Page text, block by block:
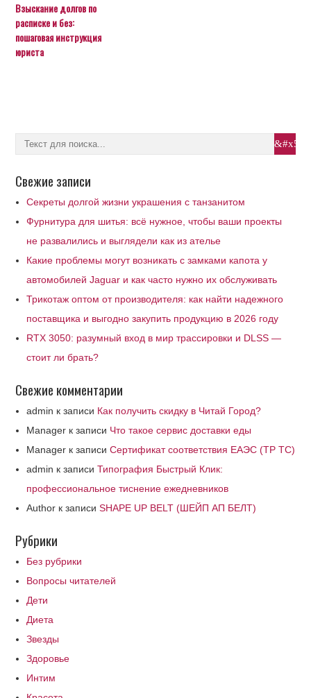
Взыскание долгов по
расписке и без:
пошаговая инструкция
юриста
Свежие записи
Секреты долгой жизни украшения с танзанитом
Фурнитура для шитья: всё нужное, чтобы ваши проекты
не развалились и выглядели как из ателье
Какие проблемы могут возникать с замками капота у
автомобилей Jaguar и как часто нужно их обслуживать
Трикотаж оптом от производителя: как найти надежного
поставщика и выгодно закупить продукцию в 2026 году
RTX 3050: разумный вход в мир трассировки и DLSS —
стоит ли брать?
Свежие комментарии
admin к записи Как получить скидку в Читай Город?
Manager к записи Что такое сервис доставки еды
Manager к записиСертификат соответствия ЕАЭС (ТР ТС)
admin к записиТипография Быстрый Клик:
профессиональное тиснение ежедневников
Author к записиSHAPE UP BELT (ШЕЙП АП БЕЛТ)
Рубрики
Без рубрики
Вопросы читателей
Дети
Диета
Звезды
Здоровье
Интим